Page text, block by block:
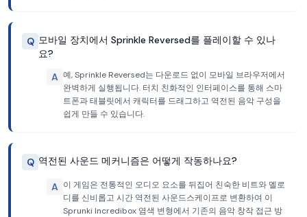
Q 모바일 장치에서 Sprinkle Reversed를 플레이할 수 있나
요?
A 예, Sprinkle Reversed는 다운로드 없이 모바일 브라우저에서
완벽하게 실행됩니다. 터치 친화적인 인터페이스를 통해 스마
트폰과 태블릿에서 캐릭터를 드래그하고 역전된 음악 구성을
쉽게 만들 수 있습니다.
Q 역전된 사운드 메커니즘은 어떻게 작동하나요?
A 이 게임은 전통적인 오디오 요소를 뒤집어 친숙한 비트와 멜로
디를 신비롭고 시간 역전된 사운드스케이프로 변환하여 이
Sprunki Incredibox 염색 변형에서 기존의 음악 창작 접근 방